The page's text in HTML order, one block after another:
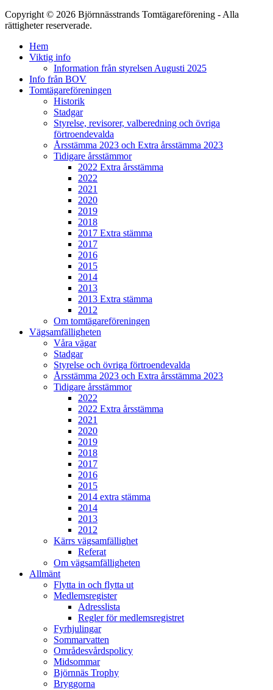
Copyright © 2026 Björnnässtrands Tomtägareförening - Alla
rättigheter reserverade.
Hem
Viktig info
Information från styrelsen Augusti 2025
Info från BOV
Tomtägareföreningen
Historik
Stadgar
Styrelse, revisorer, valberedning och övriga
förtroendevalda
Årsstämma 2023 och Extra årsstämma 2023
Tidigare årsstämmor
2022 Extra årsstämma
2022
2021
2020
2019
2018
2017 Extra stämma
2017
2016
2015
2014
2013
2013 Extra stämma
2012
Om tomtägareföreningen
Vägsamfälligheten
Våra vägar
Stadgar
Styrelse och övriga förtroendevalda
Årsstämma 2023 och Extra årsstämma 2023
Tidigare årsstämmor
2022
2022 Extra årsstämma
2021
2020
2019
2018
2017
2016
2015
2014 extra stämma
2014
2013
2012
Kärrs vägsamfällighet
Referat
Om vägsamfälligheten
Allmänt
Flytta in och flytta ut
Medlemsregister
Adresslista
Regler för medlemsregistret
Fyrhjulingar
Sommarvatten
Områdesvårdspolicy
Midsommar
Björnnäs Trophy
Bryggorna